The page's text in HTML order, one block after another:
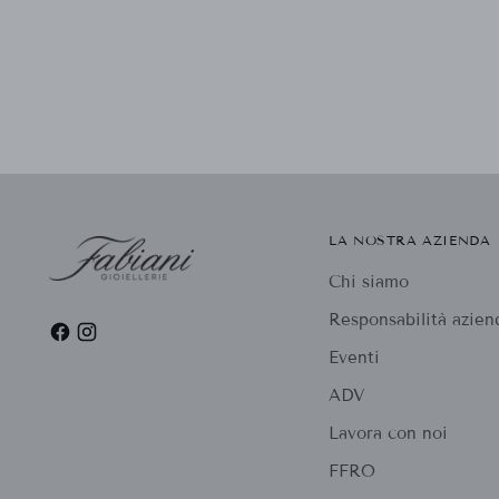
LA NOSTRA AZIENDA
Chi siamo
Responsabilità
Eventi
ADV
Lavora con noi
FFRO